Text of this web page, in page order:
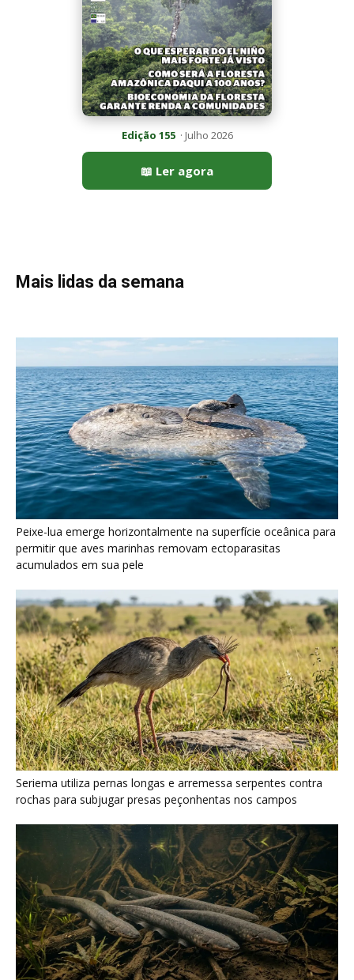
Edição 155· Julho 2026
📖 Ler agora
Mais lidas da semana
Peixe-lua emerge horizontalmente na superfície oceânica para
permitir que aves marinhas removam ectoparasitas
acumulados em sua pele
Seriema utiliza pernas longas e arremessa serpentes contra
rochas para subjugar presas peçonhentas nos campos